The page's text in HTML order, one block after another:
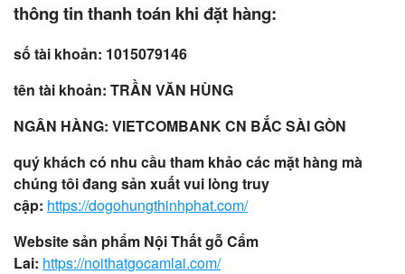
thông tin thanh toán khi đặt hàng:
số tài khoản: 1015079146
tên tài khoản: TRẦN VĂN HÙNG
NGÂN HÀNG: VIETCOMBANK CN BẮC SÀI GÒN
quý khách có nhu cầu tham khảo các mặt hàng mà
chúng tôi đang sản xuất vui lòng truy
cập: https://dogohungthinhphat.com/
Website sản phẩm Nội Thất gỗ Cẩm
Lai: https://noithatgocamlai.com/